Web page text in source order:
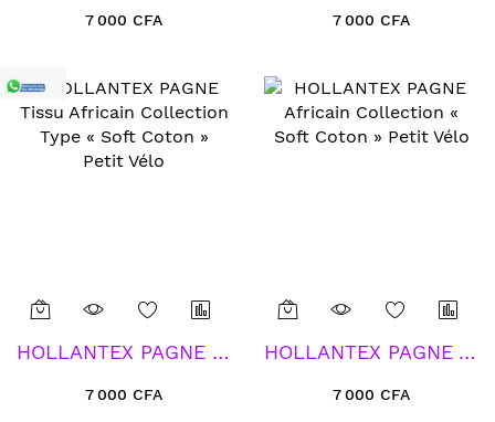
7 000 CFA 7 000 CFA
HOLLANTEX PAGNE Tissu Africain Collection Type « Soft Coton » Petit Vélo
7 000 CFA
HOLLANTEX PAGNE Africain Collection « Soft Coton » Petit Vélo
7 000 CFA